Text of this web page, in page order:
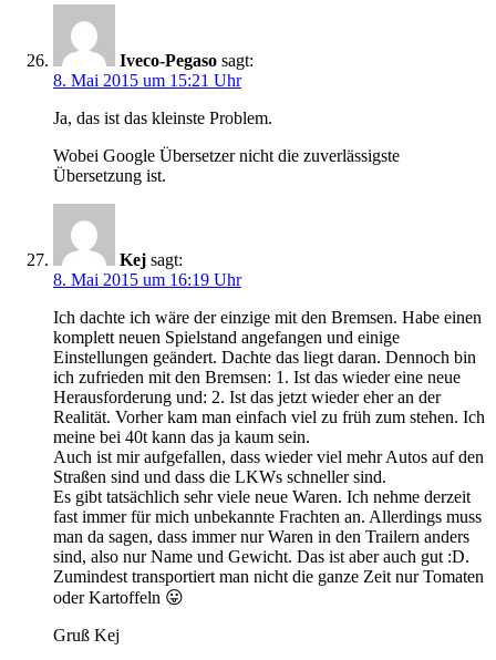
Iveco-Pegaso sagt:
8. Mai 2015 um 15:21 Uhr
Ja, das ist das kleinste Problem.
Wobei Google Übersetzer nicht die zuverlässigste
Übersetzung ist.
Kej sagt:
8. Mai 2015 um 16:19 Uhr
Ich dachte ich wäre der einzige mit den Bremsen. Habe einen
komplett neuen Spielstand angefangen und einige
Einstellungen geändert. Dachte das liegt daran. Dennoch bin
ich zufrieden mit den Bremsen: 1. Ist das wieder eine neue
Herausforderung und: 2. Ist das jetzt wieder eher an der
Realität. Vorher kam man einfach viel zu früh zum stehen. Ich
meine bei 40t kann das ja kaum sein.
Auch ist mir aufgefallen, dass wieder viel mehr Autos auf den
Straßen sind und dass die LKWs schneller sind.
Es gibt tatsächlich sehr viele neue Waren. Ich nehme derzeit
fast immer für mich unbekannte Frachten an. Allerdings muss
man da sagen, dass immer nur Waren in den Trailern anders
sind, also nur Name und Gewicht. Das ist aber auch gut :D.
Zumindest transportiert man nicht die ganze Zeit nur Tomaten
oder Kartoffeln 😛
Gruß Kej